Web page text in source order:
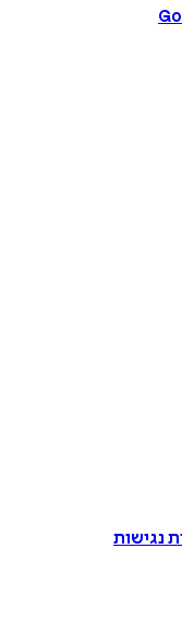
נגישות